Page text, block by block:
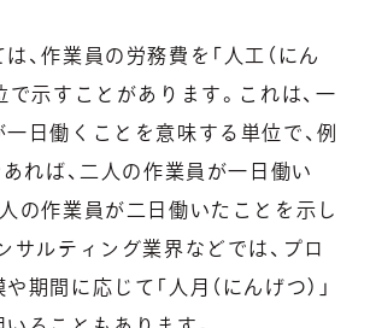
、作業員の労務費を「人工（にん
で示すことがあります。これは、一
日働くことを意味する単位で、例
あれば、二人の作業員が一日働い
の作業員が二日働いたことを示し
サルティング業界などでは、プロ
期間に応じて「人月（にんげつ）」